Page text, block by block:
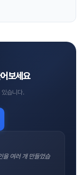
보세요
습니다.
을 여러 개 만들었습